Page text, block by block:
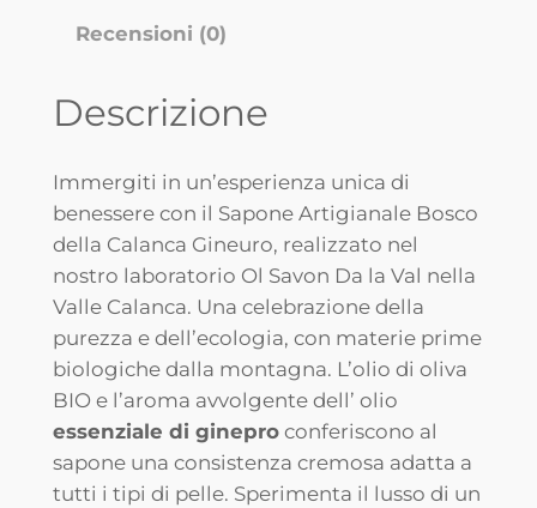
a
n
a
G
i
n
e
u
r
o
q
u
Recensioni (0)
Descrizione
Immergiti in un’esperienza unica di
benessere con il Sapone Artigianale Bosco
della Calanca Gineuro, realizzato nel
nostro laboratorio Ol Savon Da la Val nella
Valle Calanca. Una celebrazione della
purezza e dell’ecologia, con materie prime
biologiche dalla montagna. L’olio di oliva
BIO e l’aroma avvolgente dell’ olio
essenziale di gineproconferiscono al
sapone una consistenza cremosa adatta a
tutti i tipi di pelle. Sperimenta il lusso di un